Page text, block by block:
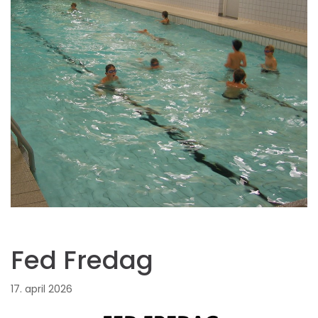
Fed Fredag
17. april 2026